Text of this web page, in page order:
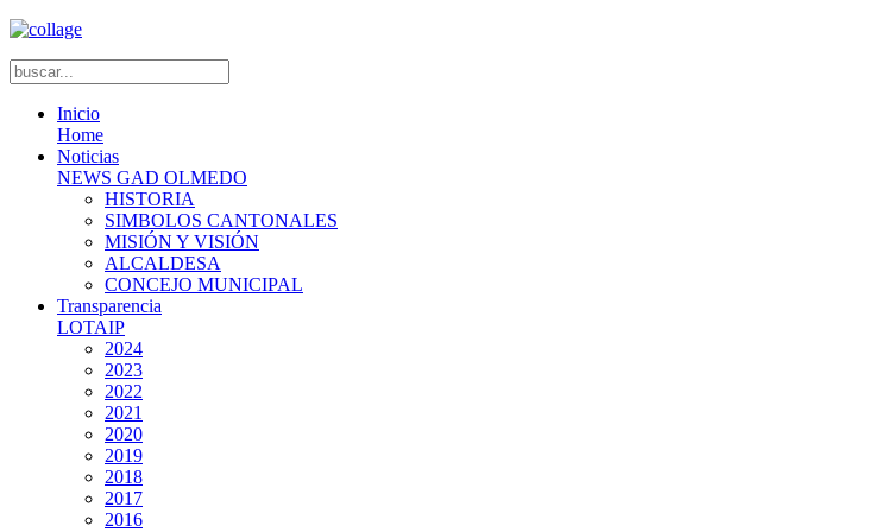
Inicio
Home
Noticias
NEWS GAD OLMEDO
HISTORIA
SIMBOLOS CANTONALES
MISIÓN Y VISIÓN
ALCALDESA
CONCEJO MUNICIPAL
Transparencia
LOTAIP
2024
2023
2022
2021
2020
2019
2018
2017
2016